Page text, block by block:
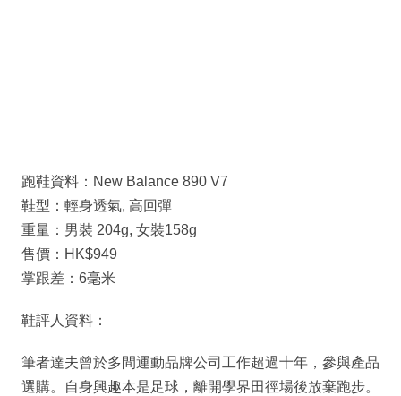
跑鞋資料：New Balance 890 V7
鞋型：輕身透氣, 高回彈
重量：男裝 204g, 女裝158g
售價：HK$949
掌跟差：6毫米
鞋評人資料：
筆者達夫曾於多間運動品牌公司工作超過十年，參與產品
選購。自身興趣本是足球，離開學界田徑場後放棄跑步。